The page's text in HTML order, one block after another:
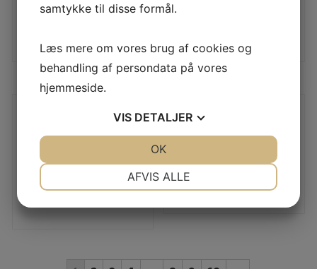
LÆS MERE
Browning A-Bolt .223 BSA .22-250Rem
samtykke til disse formål.
Læs mere om vores brug af cookies og
behandling af persondata på vores
hjemmeside.
VIS DETALJER
AFVIS ALLE
OK